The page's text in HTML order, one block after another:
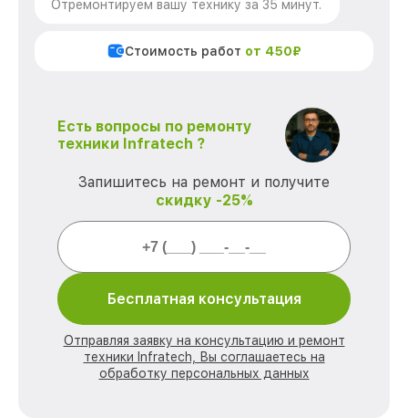
Отремонтируем вашу технику за 35 минут.
Стоимость работ от 450₽
Есть вопросы по ремонту
техники Infratech ?
Запишитесь на ремонт и получите
скидку -25%
Бесплатная консультация
Отправляя заявку на консультацию и ремонт
техники Infratech, Вы соглашаетесь на
обработку персональных данных